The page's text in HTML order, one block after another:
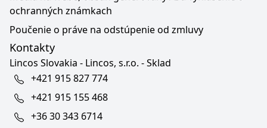
ochranných známkach
Poučenie o práve na odstúpenie od zmluvy
Kontakty
Lincos Slovakia - Lincos, s.r.o. - Sklad
+421 915 827 774
+421 915 155 468
+36 30 343 6714